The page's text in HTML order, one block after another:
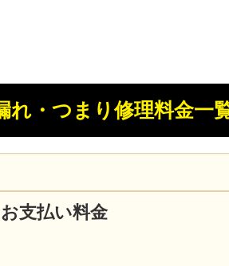
れ・つまり修理料金一
支払い料金